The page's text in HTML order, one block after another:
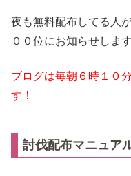
夜も無料配布してる人
００位にお知らせします
ブログは毎朝６時１０
す！
討伐配布マニュア